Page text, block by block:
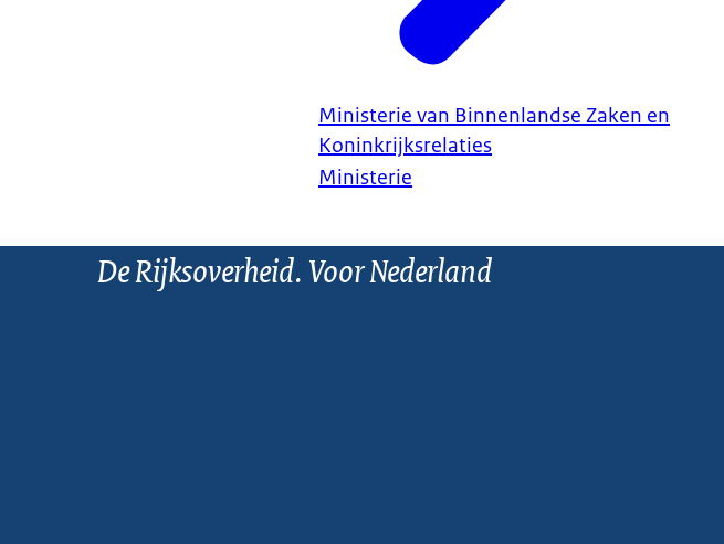
Ministerie van Binnenlandse Zaken en
Koninkrijksrelaties
Ministerie
De Rijksoverheid. Voor Nederland